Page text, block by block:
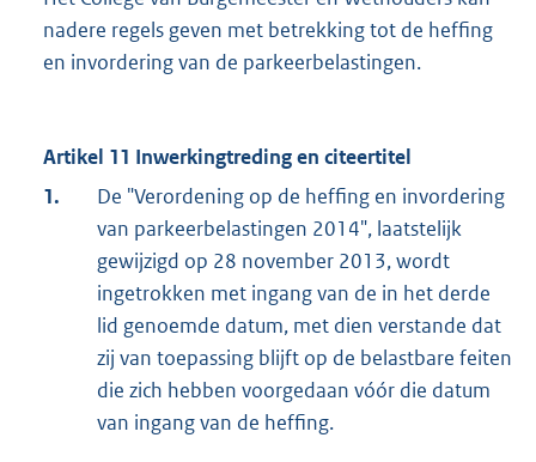
nadere regels geven met betrekking tot de heffing
en invordering van de parkeerbelastingen.
Artikel 11 Inwerkingtreding en citeertitel
1.
De "Verordening op de heffing en invordering
van parkeerbelastingen 2014", laatstelijk
gewijzigd op 28 november 2013, wordt
ingetrokken met ingang van de in het derde
lid genoemde datum, met dien verstande dat
zij van toepassing blijft op de belastbare feiten
die zich hebben voorgedaan vóór die datum
van ingang van de heffing.